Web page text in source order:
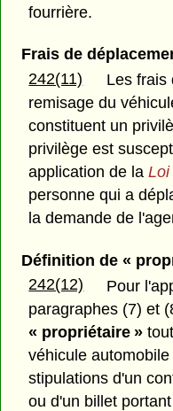
fourrière.
Frais de
242(11)
Les frais
remisage du
constituent un
privilège est
application de laLoi
personne qui a
la demande de
Définition de «
242(12)
Pour
paragraphes (7) et
« propriétaire »
véhicule
stipulations d'un
ou d'un billet